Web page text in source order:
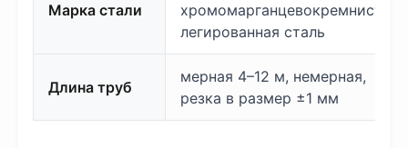
Марка стали
хромомарганцевокремнистая
легированная сталь
Длина труб
мерная 4–12 м, немерная,
резка в размер ±1 мм